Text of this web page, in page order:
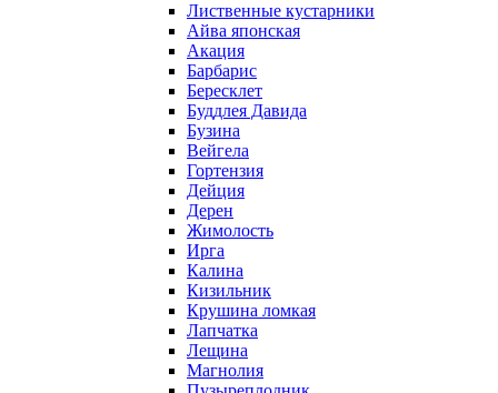
Лиственные кустарники
Айва японская
Акация
Барбарис
Бересклет
Буддлея Давида
Бузина
Вейгела
Гортензия
Дейция
Дерен
Жимолость
Ирга
Калина
Кизильник
Крушина ломкая
Лапчатка
Лещина
Магнолия